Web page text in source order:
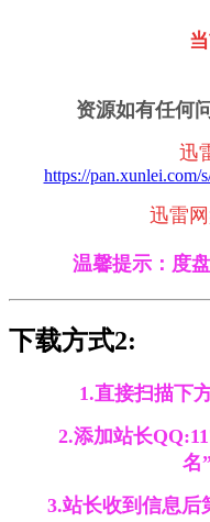
资源如有任何
迅
https://
迅雷
温馨提示：度
下载方式2:
1.直接扫描下
2.添加站长
名
3.站长收到信息后